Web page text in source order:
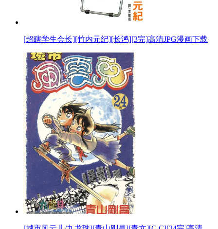
[超瞎学生会长][竹内元纪][长鸿][3完]高清JPG漫画下载